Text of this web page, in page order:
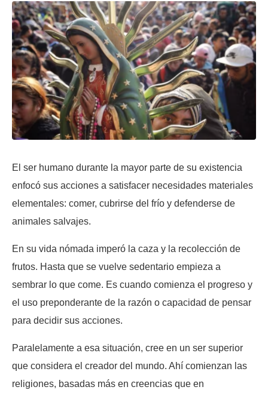
El ser humano durante la mayor parte de su existencia
enfocó sus acciones a satisfacer necesidades materiales
elementales: comer, cubrirse del frío y defenderse de
animales salvajes.
En su vida nómada imperó la caza y la recolección de
frutos. Hasta que se vuelve sedentario empieza a
sembrar lo que come. Es cuando comienza el progreso y
el uso preponderante de la razón o capacidad de pensar
para decidir sus acciones.
Paralelamente a esa situación, cree en un ser superior
que considera el creador del mundo. Ahí comienzan las
religiones, basadas más en creencias que en